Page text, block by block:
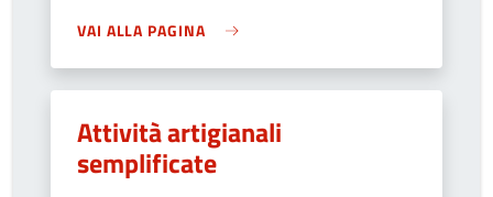
VAI ALLA PAGINA
Attività artigianali
semplificate